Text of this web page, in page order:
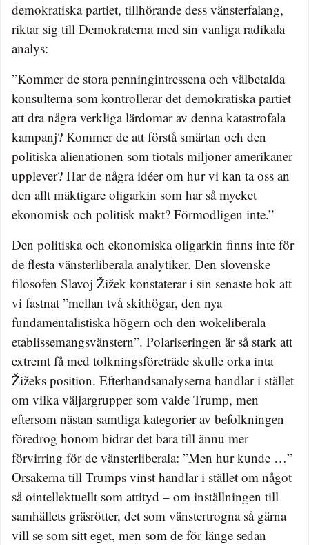
demokratiska partiet, tillhörande dess vänsterfalang,
riktar sig till Demokraterna med sin vanliga radikala
analys:
”Kommer de stora penningintressena och välbetalda
konsulterna som kontrollerar det demokratiska partiet
att dra några verkliga lärdomar av denna katastrofala
kampanj? Kommer de att förstå smärtan och den
politiska alienationen som tiotals miljoner amerikaner
upplever? Har de några idéer om hur vi kan ta oss an
den allt mäktigare oligarkin som har så mycket
ekonomisk och politisk makt? Förmodligen inte.”
Den politiska och ekonomiska oligarkin finns inte för
de flesta vänsterliberala analytiker. Den slovenske
filosofen Slavoj Žižek konstaterar i sin senaste bok att
vi fastnat ”mellan två skithögar, den nya
fundamentalistiska högern och den wokeliberala
etablissemangsvänstern”. Polariseringen är så stark att
extremt få med tolkningsföreträde skulle orka inta
Žižeks position. Efterhandsanalyserna handlar i stället
om vilka väljargrupper som valde Trump, men
eftersom nästan samtliga kategorier av befolkningen
föredrog honom bidrar det bara till ännu mer
förvirring för de vänsterliberala: ”Men hur kunde …”
Orsakerna till Trumps vinst handlar i stället om något
så ointellektuellt som attityd – om inställningen till
samhällets gräsrötter, det som vänstertrogna så gärna
vill se som sitt eget, men som de för länge sedan